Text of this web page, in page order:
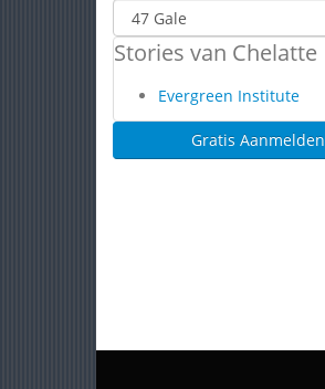
Stories van Chelatte
Evergreen Institute
Gratis Aanmelden